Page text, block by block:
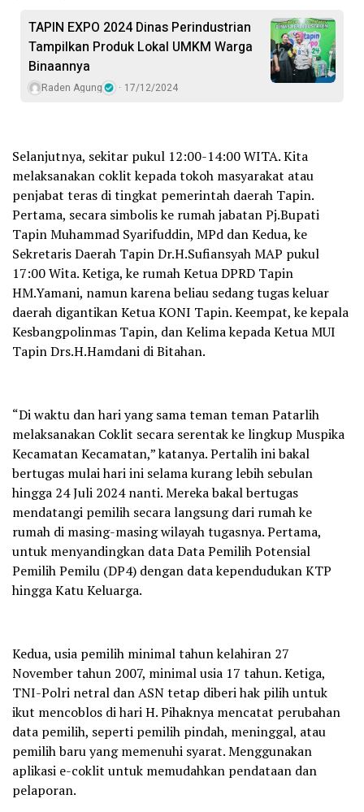
TAPIN EXPO 2024 Dinas Perindustrian
Tampilkan Produk Lokal UMKM Warga
Binaannya
Raden Agung 17/12/2024
Selanjutnya, sekitar pukul 12:00-14:00 WITA. Kita
melaksanakan coklit kepada tokoh masyarakat atau
penjabat teras di tingkat pemerintah daerah Tapin.
Pertama, secara simbolis ke rumah jabatan Pj.Bupati
Tapin Muhammad Syarifuddin, MPd dan Kedua, ke
Sekretaris Daerah Tapin Dr.H.Sufiansyah MAP pukul
17:00 Wita. Ketiga, ke rumah Ketua DPRD Tapin
HM.Yamani, namun karena beliau sedang tugas keluar
daerah digantikan Ketua KONI Tapin. Keempat, ke kepala
Kesbangpolinmas Tapin, dan Kelima kepada Ketua MUI
Tapin Drs.H.Hamdani di Bitahan.
“Di waktu dan hari yang sama teman teman Patarlih
melaksanakan Coklit secara serentak ke lingkup Muspika
Kecamatan Kecamatan,” katanya. Pertalih ini bakal
bertugas mulai hari ini selama kurang lebih sebulan
hingga 24 Juli 2024 nanti. Mereka bakal bertugas
mendatangi pemilih secara langsung dari rumah ke
rumah di masing-masing wilayah tugasnya. Pertama,
untuk menyandingkan data Data Pemilih Potensial
Pemilih Pemilu (DP4) dengan data kependudukan KTP
hingga Katu Keluarga.
Kedua, usia pemilih minimal tahun kelahiran 27
November tahun 2007, minimal usia 17 tahun. Ketiga,
TNI-Polri netral dan ASN tetap diberi hak pilih untuk
ikut mencoblos di hari H. Pihaknya mencatat perubahan
data pemilih, seperti pemilih pindah, meninggal, atau
pemilih baru yang memenuhi syarat. Menggunakan
aplikasi e-coklit untuk memudahkan pendataan dan
pelaporan.